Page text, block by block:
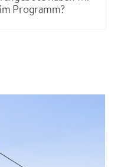
Programm?